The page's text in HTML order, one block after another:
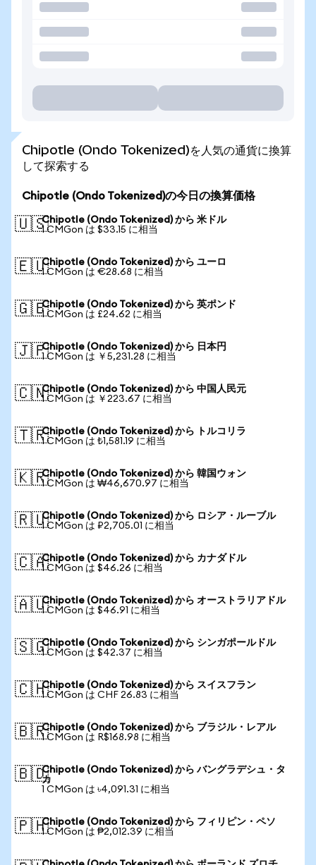
Chipotle (Ondo Tokenized)を人気の通貨に換算
して探索する
Chipotle (Ondo Tokenized)の今日の換算価格
🇺🇸Chipotle (Ondo Tokenized) から 米ドル
1 CMGon は $33.15 に相当
🇪🇺Chipotle (Ondo Tokenized) から ユーロ
1 CMGon は €28.68 に相当
🇬🇧Chipotle (Ondo Tokenized) から 英ポンド
1 CMGon は £24.62 に相当
🇯🇵Chipotle (Ondo Tokenized) から 日本円
1 CMGon は ￥5,231.28 に相当
🇨🇳Chipotle (Ondo Tokenized) から 中国人民元
1 CMGon は ￥223.67 に相当
🇹🇷Chipotle (Ondo Tokenized) から トルコリラ
1 CMGon は ₺1,581.19 に相当
🇰🇷Chipotle (Ondo Tokenized) から 韓国ウォン
1 CMGon は ₩46,670.97 に相当
🇷🇺Chipotle (Ondo Tokenized) から ロシア・ルーブル
1 CMGon は ₽2,705.01 に相当
🇨🇦Chipotle (Ondo Tokenized) から カナダドル
1 CMGon は $46.26 に相当
🇦🇺Chipotle (Ondo Tokenized) から オーストラリアドル
1 CMGon は $46.91 に相当
🇸🇬Chipotle (Ondo Tokenized) から シンガポールドル
1 CMGon は $42.37 に相当
🇨🇭Chipotle (Ondo Tokenized) から スイスフラン
1 CMGon は CHF 26.83 に相当
🇧🇷Chipotle (Ondo Tokenized) から ブラジル・レアル
1 CMGon は R$168.98 に相当
🇧🇩Chipotle (Ondo Tokenized) から バングラデシュ・タ
カ
1 CMGon は ৳4,091.31 に相当
🇵🇭Chipotle (Ondo Tokenized) から フィリピン・ペソ
1 CMGon は ₱2,012.39 に相当